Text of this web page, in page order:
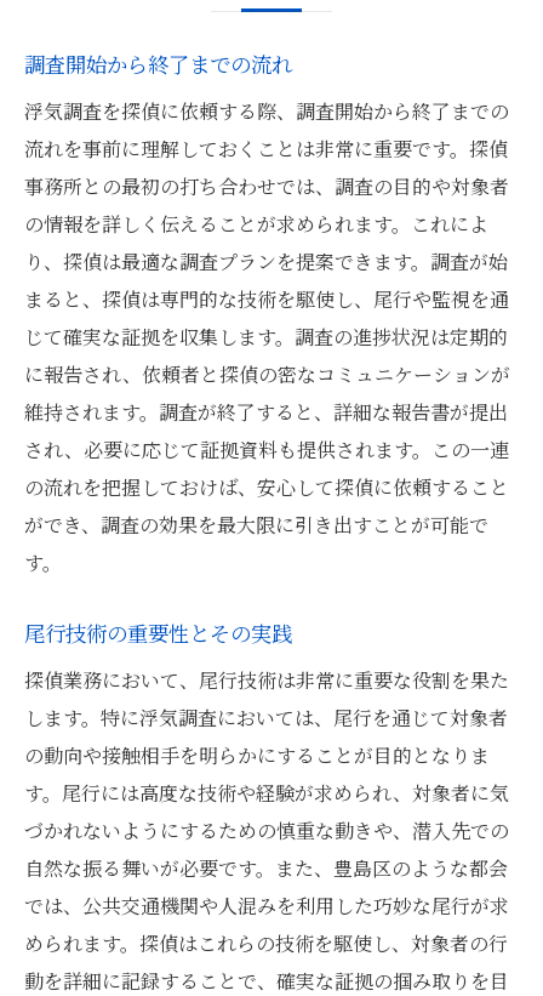
調査開始から終了までの流れ
浮気調査を探偵に依頼する際、調査開始から終了までの
流れを事前に理解しておくことは非常に重要です。探偵
事務所との最初の打ち合わせでは、調査の目的や対象者
の情報を詳しく伝えることが求められます。これによ
り、探偵は最適な調査プランを提案できます。調査が始
まると、探偵は専門的な技術を駆使し、尾行や監視を通
じて確実な証拠を収集します。調査の進捗状況は定期的
に報告され、依頼者と探偵の密なコミュニケーションが
維持されます。調査が終了すると、詳細な報告書が提出
され、必要に応じて証拠資料も提供されます。この一連
の流れを把握しておけば、安心して探偵に依頼すること
ができ、調査の効果を最大限に引き出すことが可能で
す。
尾行技術の重要性とその実践
探偵業務において、尾行技術は非常に重要な役割を果た
します。特に浮気調査においては、尾行を通じて対象者
の動向や接触相手を明らかにすることが目的となりま
す。尾行には高度な技術や経験が求められ、対象者に気
づかれないようにするための慎重な動きや、潜入先での
自然な振る舞いが必要です。また、豊島区のような都会
では、公共交通機関や人混みを利用した巧妙な尾行が求
められます。探偵はこれらの技術を駆使し、対象者の行
動を詳細に記録することで、確実な証拠の掴み取りを目